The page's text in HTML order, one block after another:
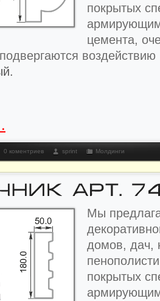
покрытых
цемента,
0 коментриев sprint Молдинги
Мы
домов, дач,
покрытых